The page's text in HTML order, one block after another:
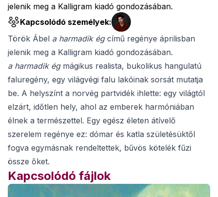
jelenik meg a Kalligram kiadó gondozásában.
Kapcsolódó személyek:
Török Ábel a harmadik égcímű regénye áprilisban
jelenik meg a Kalligram kiadó gondozásában.
a harmadik égmágikus realista, bukolikus hangulatú
faluregény, egy világvégi falu lakóinak sorsát mutatja
be. A helyszínt a norvég partvidék ihlette: egy világtól
elzárt, időtlen hely, ahol az emberek harmóniában
élnek a természettel. Egy egész életen átívelő
szerelem regénye ez: dómar és katla születésüktől
fogva egymásnak rendeltettek, bűvös kötelék fűzi
össze őket.
Kapcsolódó fájlok